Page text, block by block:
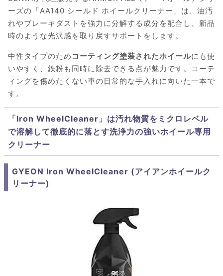
ーズの「AA140 シールド ホイールクリーナー」は、油汚
れやブレーキダストを強力に分解する成分を配合し、新品
時のような光沢感を取り戻すサポートをします。
中性タイプのため コーティング塗装されたホイールにも使
いやすく、鉄粉も同時に除去できる点が魅力です。コーテ
ィングを傷めたくない車の日常的な手入れに向いた一本で
す。
「Iron WheelCleaner」は汚れ物質をミクロレベル
で溶解して徹底的に落とす洗浄力の強いホイール専用
クリーナー
GYEON Iron WheelCleaner (アイアンホイールク
リーナー)